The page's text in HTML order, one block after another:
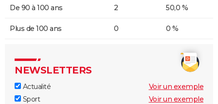
De 90 à 100 ans 2 50,0 %
Plus de 100 ans 0 0 %
NEWSLETTERS
Actualité
Voir un exemple
Sport
Voir un exemple